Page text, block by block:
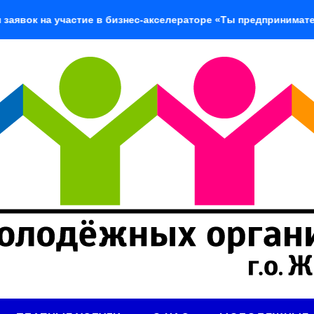
участие в бизнес-акселераторе «Ты предприниматель»